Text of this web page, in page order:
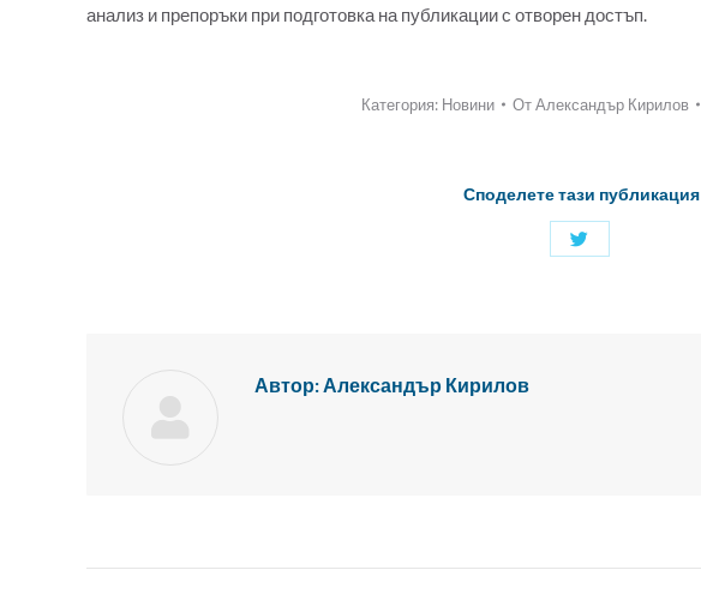
анализ и препоръки при подготовка на публикации с отворен достъп.
Категория: Новини ОтАлександър Кирилов
Споделете тази публикация
Автор: Александър Кирилов